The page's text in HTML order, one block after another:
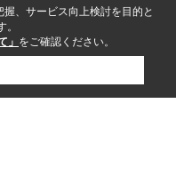
、サービス向上検討を目的と
」 をご確認ください。